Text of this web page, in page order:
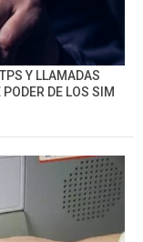
Y LLAMADAS
DE LOS SIM